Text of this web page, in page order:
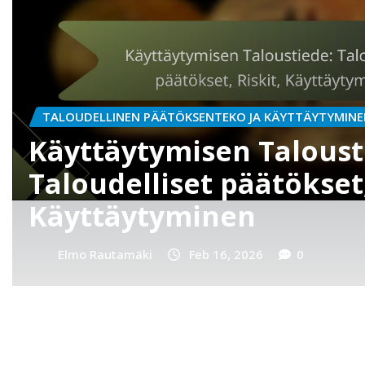
TALOUDELLINEN PÄÄTÖKSENTEKO JA
Käyttäytyminen,
valinnat, Riskit
Elmo Rautamäki Feb 16, 2026 0